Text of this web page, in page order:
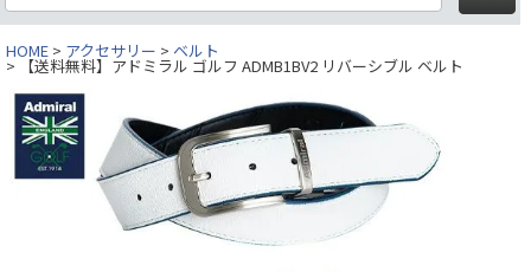
HOME アクセサリー ベルト
【送料無料】アドミラル ゴルフ ADMB1BV2 リバーシブル ベルト